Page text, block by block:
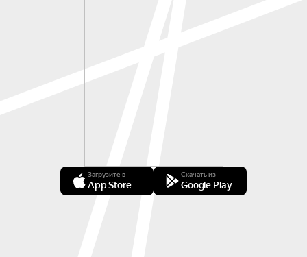
Загрузите в
App Store
Скачать из
Google Play